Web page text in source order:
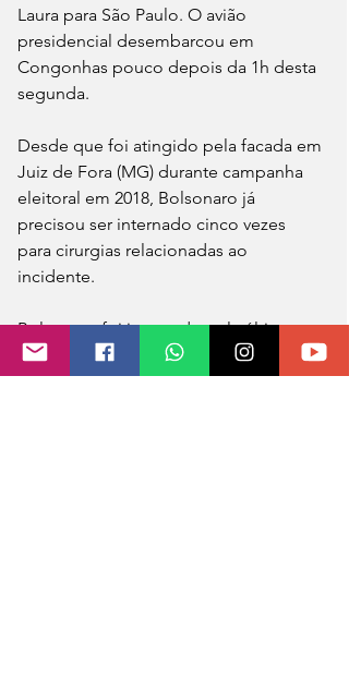
Laura para São Paulo. O avião
presidencial desembarcou em
Congonhas pouco depois da 1h desta
segunda.
Desde que foi atingido pela facada em
Juiz de Fora (MG) durante campanha
eleitoral em 2018, Bolsonaro já
precisou ser internado cinco vezes
para cirurgias relacionadas ao
incidente.
Bolsonaro foi internado pela última vez
em 14 de julho de 2020 para tratar um
quadro de suboclusão intestinal. Ele